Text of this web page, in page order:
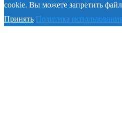
cookie. Вы можете запретить
Принять Политика